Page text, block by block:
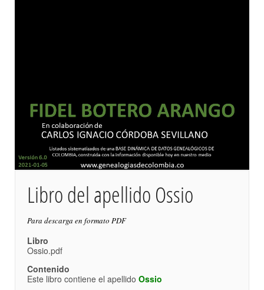
Libro del apellido Ossio
Para descarga en formato PDF
Libro
Ossio.pdf
Contenido
Este libro contiene el apellido Ossio